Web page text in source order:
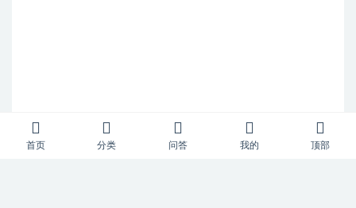
首页 分类 问答 我的 顶部